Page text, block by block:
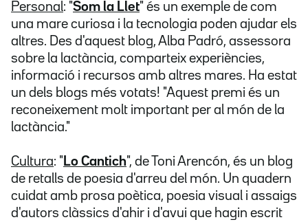
Personal: "Som la Llet" és un exemple de com
una mare curiosa i la tecnologia poden ajudar els
altres. Des d'aquest blog, Alba Padró, assessora
sobre la lactància, comparteix experiències,
informació i recursos amb altres mares. Ha estat
un dels blogs més votats! "Aquest premi és un
reconeixement molt important per al món de la
lactància."
Cultura: " Lo Cantich", de Toni Arencón, és un blog
de retalls de poesia d'arreu del món. Un quadern
cuidat amb prosa poètica, poesia visual i assaigs
d'autors clàssics d'ahir i d'avui que hagin escrit